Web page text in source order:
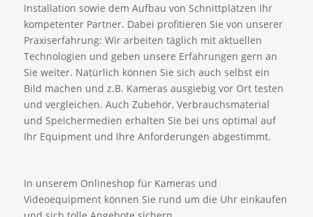
Installation sowie dem Aufbau von Schnittplätzen Ihr
kompetenter Partner. Dabei profitieren Sie von unserer
Praxiserfahrung: Wir arbeiten täglich mit aktuellen
Technologien und geben unsere Erfahrungen gern an
Sie weiter. Natürlich können Sie sich auch selbst ein
Bild machen und z.B. Kameras ausgiebig vor Ort testen
und vergleichen. Auch Zubehör, Verbrauchsmaterial
und Speichermedien erhalten Sie bei uns optimal auf
Ihr Equipment und Ihre Anforderungen abgestimmt.
In unserem Onlineshop für Kameras und
Videoequipment können Sie rund um die Uhr einkaufen